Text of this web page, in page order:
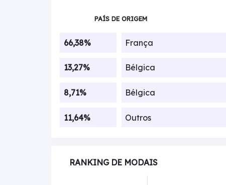
PAÍS DE ORIGEM
66,38% França
13,27% Bélgica
8,71% Bélgica
11,64% Outros
RANKING DE MODAIS